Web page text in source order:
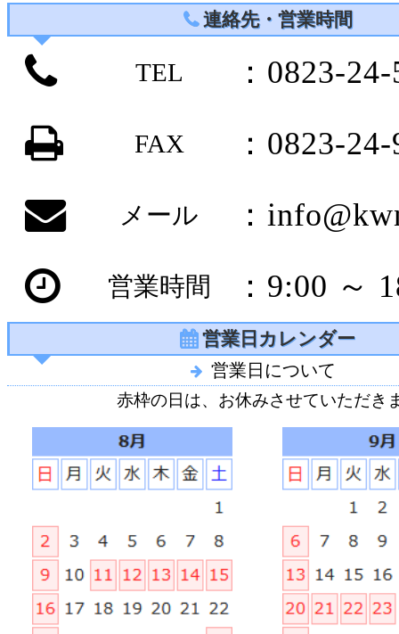
連絡先・営業時間
TEL ：0823-
FAX ：0823-
メール ：
営業時間 ：9:00 ～
営業日カレンダー
営業日について
赤枠の日は、お休みさせていただき